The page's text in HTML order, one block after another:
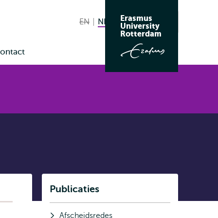
taal
EN English not available
NL Nederlands huidige taal
Zoeken
Erasmus
University
Rotterdam
Subnavigatie
Publicaties
Afscheidsredes